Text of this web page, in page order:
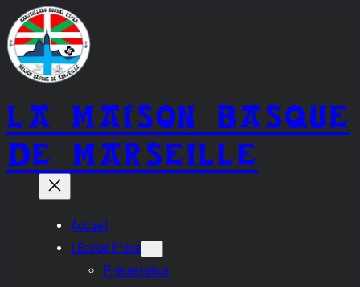
Aller
au
contenu
LA MAISON BASQUE
DE MARSEILLE
Accueil
L’Euskal Etxea
Présentation